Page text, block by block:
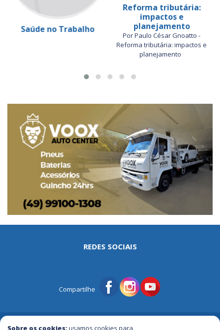
Saúde no Trabalho
Reforma tributária:
impactos e
planejamento
Por Paulo César Gnoatto -
Reforma tributária: impactos e
planejamento
Sobre os cookies:usamos cookies para
REDES SOCIAIS
Compartilhe